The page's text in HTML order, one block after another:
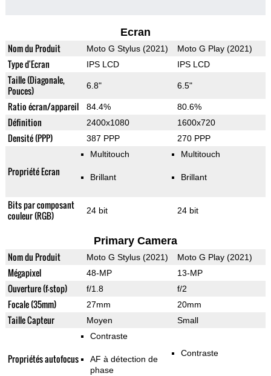
Ecran
Nom du Produit Moto G Stylus (2021) Moto G Play (2021)
Type d'Ecran IPS LCD IPS LCD
Taille (Diagonale,
Pouces)
6.8" 6.5"
Ratio écran/appareil 84.4% 80.6%
Définition 2400x1080 1600x720
Densité (PPP) 387 PPP 270 PPP
Propriété Ecran
Multitouch
Brillant
Multitouch
Brillant
Bits par composant
couleur (RGB)
24 bit 24 bit
Primary Camera
Nom du Produit Moto G Stylus (2021) Moto G Play (2021)
Mégapixel 48-MP 13-MP
Ouverture (f-stop) f/1.8 f/2
Focale (35mm) 27mm 20mm
Taille Capteur Moyen Small
Propriétés autofocus
Contraste
AF à détection de
phase
Contraste